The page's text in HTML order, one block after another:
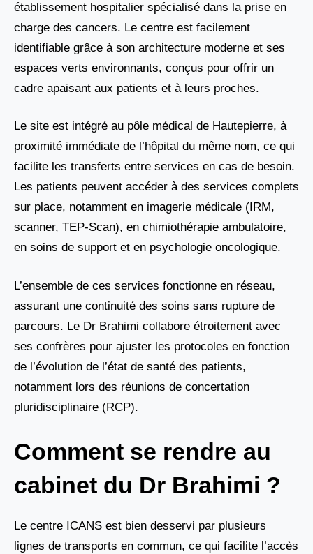
établissement hospitalier spécialisé dans la prise en
charge des cancers. Le centre est facilement
identifiable grâce à son architecture moderne et ses
espaces verts environnants, conçus pour offrir un
cadre apaisant aux patients et à leurs proches.
Le site est intégré au pôle médical de Hautepierre, à
proximité immédiate de l’hôpital du même nom, ce qui
facilite les transferts entre services en cas de besoin.
Les patients peuvent accéder à des services complets
sur place, notamment en imagerie médicale (IRM,
scanner, TEP-Scan), en chimiothérapie ambulatoire,
en soins de support et en psychologie oncologique.
L’ensemble de ces services fonctionne en réseau,
assurant une continuité des soins sans rupture de
parcours. Le Dr Brahimi collabore étroitement avec
ses confrères pour ajuster les protocoles en fonction
de l’évolution de l’état de santé des patients,
notamment lors des réunions de concertation
pluridisciplinaire (RCP).
Comment se rendre au
cabinet du Dr Brahimi ?
Le centre ICANS est bien desservi par plusieurs
lignes de transports en commun, ce qui facilite l’accès